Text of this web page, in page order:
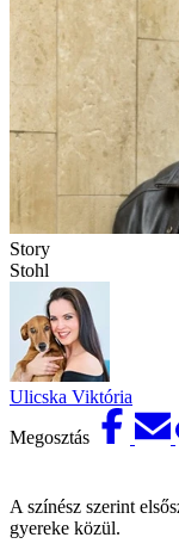
Story
Stohl
Ulicska Viktória
Megosztás
A színész szerint
gyereke közül.